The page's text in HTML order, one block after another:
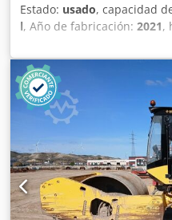
Estado: usado, capacidad
l, Año de fabricación: 2021,
, Peso en vacío: 2.700 kg
x 257 cm Ubicación:
BOMAG BW120AD5 es
ligera en obras urbanas o
Buena maniobrabilidad,
funcionamiento correcto.
preparado para trabajar
optimizar tu inversión con
Tipología: Ligera Anchura
A Ajfx Aayjf Diámetro de
depósito: 35 l CE